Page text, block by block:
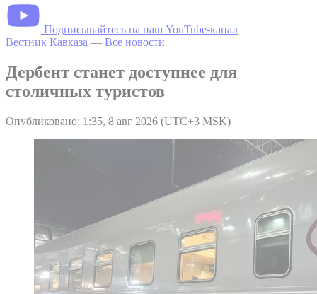
Подписывайтесь на наш YouTube-канал
Вестник Кавказа — Все новости
Дербент станет доступнее для
столичных туристов
Опубликовано: 1:35, 8 авг 2026 (UTC+3 MSK)